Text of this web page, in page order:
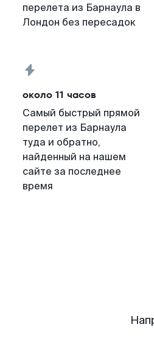
перелета из Барнаула в
Лондон без пересадок
около 11 часов
Самый быстрый прямой
перелет из Барнаула
туда и обратно,
найденный на нашем
сайте за последнее
время